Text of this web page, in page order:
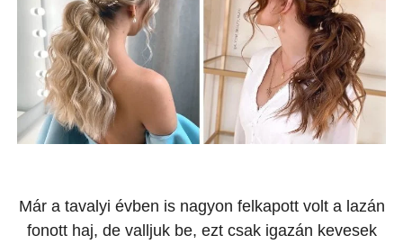
Már a tavalyi évben is nagyon felkapott volt a lazán
fonott haj, de valljuk be, ezt csak igazán kevesek